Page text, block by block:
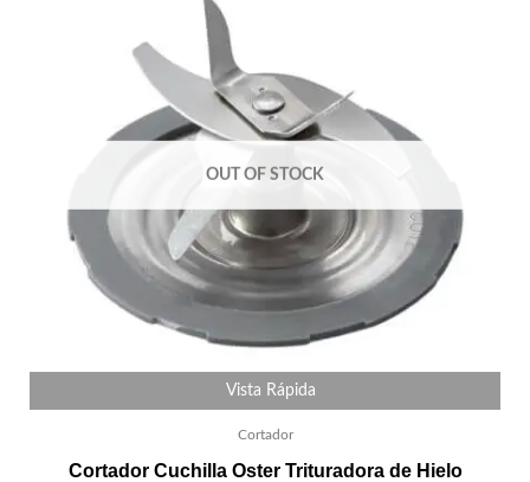
OUT OF STOCK
Vista Rápida
Cortador
Cortador Cuchilla Oster Trituradora de Hielo